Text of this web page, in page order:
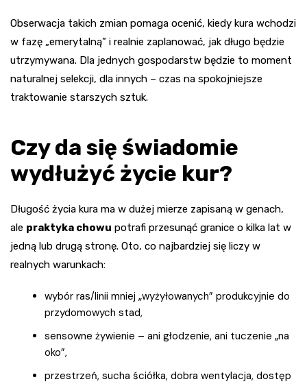
Obserwacja takich zmian pomaga ocenić, kiedy kura wchodzi
w fazę „emerytalną” i realnie zaplanować, jak długo będzie
utrzymywana. Dla jednych gospodarstw będzie to moment
naturalnej selekcji, dla innych – czas na spokojniejsze
traktowanie starszych sztuk.
Czy da się świadomie
wydłużyć życie kur?
Długość życia kura ma w dużej mierze zapisaną w genach,
ale praktyka chowu potrafi przesunąć granice o kilka lat w
jedną lub drugą stronę. Oto, co najbardziej się liczy w
realnych warunkach:
wybór ras/linii mniej „wyżyłowanych” produkcyjnie do
przydomowych stad,
sensowne żywienie – ani głodzenie, ani tuczenie „na
oko”,
przestrzeń, sucha ściółka, dobra wentylacja, dostęp